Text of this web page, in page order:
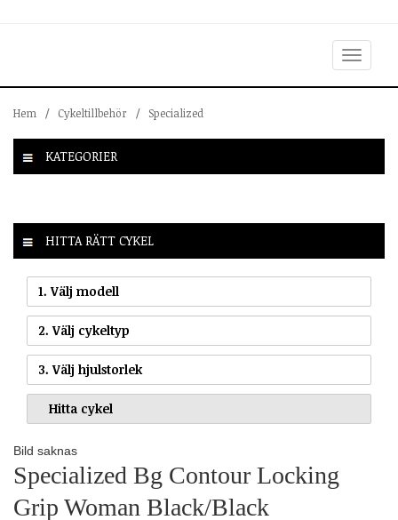
Toggle
navigation
Hem / Cykeltillbehör / Specialized
KATEGORIER
HITTA RÄTT CYKEL
1. Välj modell
2. Välj cykeltyp
3. Välj hjulstorlek
Bild saknas
Specialized Bg Contour Locking
Grip Woman Black/Black